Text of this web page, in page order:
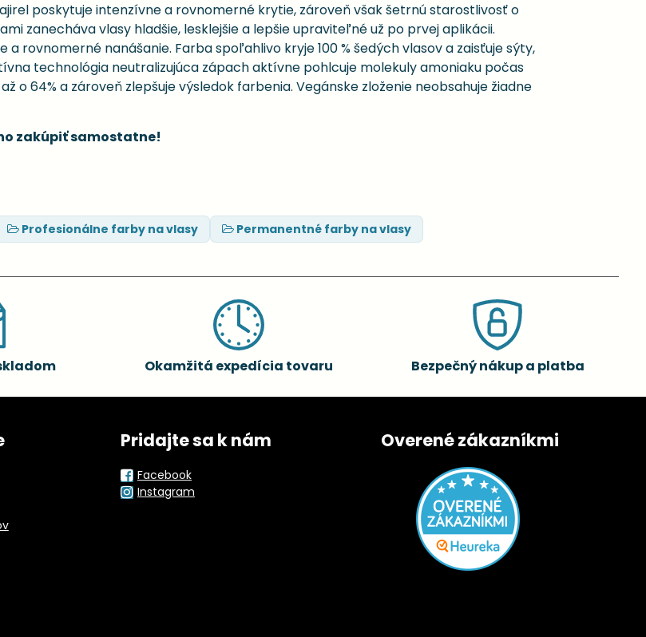
poskytuje intenzívne a rovnomerné krytie, zároveň však šetrnú starostlivosť o
zanecháva vlasy hladšie, lesklejšie a lepšie upraviteľné už po prvej aplikácii.
rovnomerné nanášanie. Farba spoľahlivo kryje 100 % šedých vlasov a zaisťuje sýty,
technológia neutralizujúca zápach aktívne pohlcuje molekuly amoniaku počas
o 64% a zároveň zlepšuje výsledok farbenia. Vegánske zloženie neobsahuje žiadne
zakúpiť samostatne!
Profesionálne farby na vlasy Permanentné farby na vlasy
Okamžitá expedícia tovaru Bezpečný nákup a platba
Pridajte sa k nám
Facebook
Instagram
Overené zákazníkmi